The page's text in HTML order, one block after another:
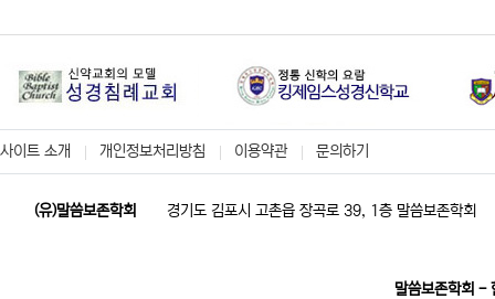
사이트 소개 개인정보처리방침 이용약관 문의하기
(유)말씀보존학회 경기도 김포시 고촌읍 장곡로 39, 1층 말씀보존학회
말씀보존학회 -